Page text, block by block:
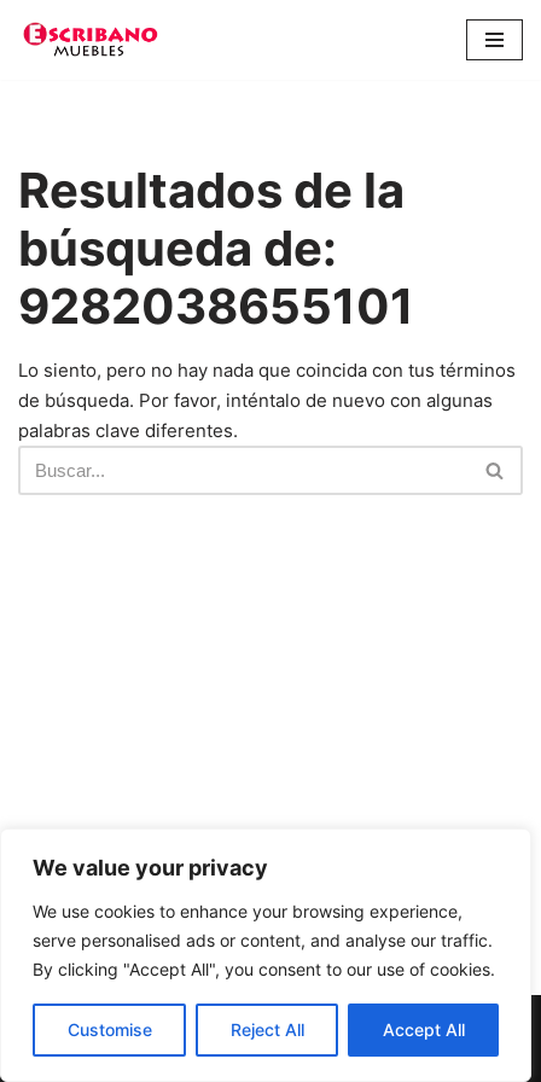
We value your privacy
We use cookies to enhance your browsing experience,
serve personalised ads or content, and analyse our traffic.
By clicking "Accept All", you consent to our use of cookies.
Customise Reject All Accept All
Resultados de la
búsqueda de:
9282038655101
Lo siento, pero no hay nada que coincida con tus términos
de búsqueda. Por favor, inténtalo de nuevo con algunas
palabras clave diferentes.
| Telf:957137396 | 14412 Pedroche (Córdoba)